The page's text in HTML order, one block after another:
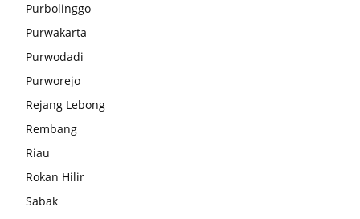
Purbolinggo
Purwakarta
Purwodadi
Purworejo
Rejang Lebong
Rembang
Riau
Rokan Hilir
Sabak